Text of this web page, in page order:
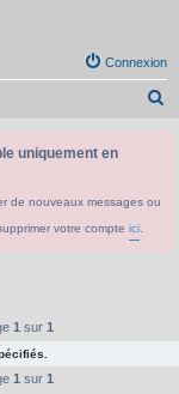
Connexion
uniquement en
de nouveaux messages ou
votre compte ici
1 sur 1
1 sur 1